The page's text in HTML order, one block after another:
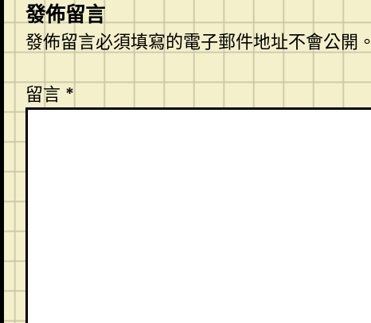
發佈留言
發佈留言必須填寫的電子郵件地址不會公開。
留言 *